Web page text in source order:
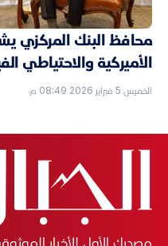
محافظ البنك المركزي
الأميركية والاحتياطي
الخميس 5 فبراير 2026 08:49 م
مصدرك الأول للأخبار